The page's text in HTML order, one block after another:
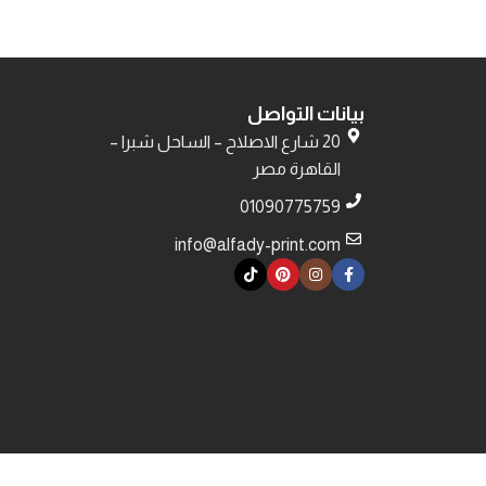
بيانات التواصل
20 شارع الاصلاح – الساحل شبرا –
القاهرة مصر
01090775759
info@alfady-print.com